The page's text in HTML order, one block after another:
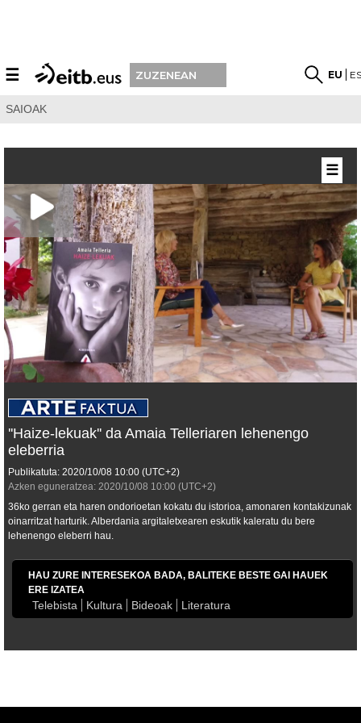
☰ ZUZENEAN EU
SAIOAK
''Haize-lekuak'' da Amaia Telleriaren lehenengo
eleberria
Publikatuta: 2020/10/08 10:00 (UTC+2)
Azken eguneratzea: 2020/10/08 10:00 (UTC+2)
36ko gerran eta haren ondorioetan kokatu du istorioa, amonaren kontakizunak
oinarritzat harturik. Alberdania argitaletxearen eskutik kaleratu du bere
lehenengo eleberri hau.
HAU ZURE INTERESEKOA BADA, BALITEKE BESTE GAI HAUEK
ERE IZATEA
Telebista Kultura Bideoak Literatura
☰